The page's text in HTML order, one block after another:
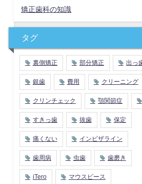
矯正歯科の知識
タグ
裏側矯正 部分矯正 出っ
銀歯 費用 クリーニング
クリンチェック 顎関節症
すきっ歯 抜歯 保定
痛くない インビザライン
歯周病 虫歯 歯磨き
iTero マウスピース